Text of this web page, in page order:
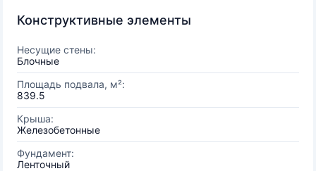
Конструктивные элементы
Несущие стены:
Блочные
Площадь подвала, м²:
839.5
Крыша:
Железобетонные
Фундамент:
Ленточный